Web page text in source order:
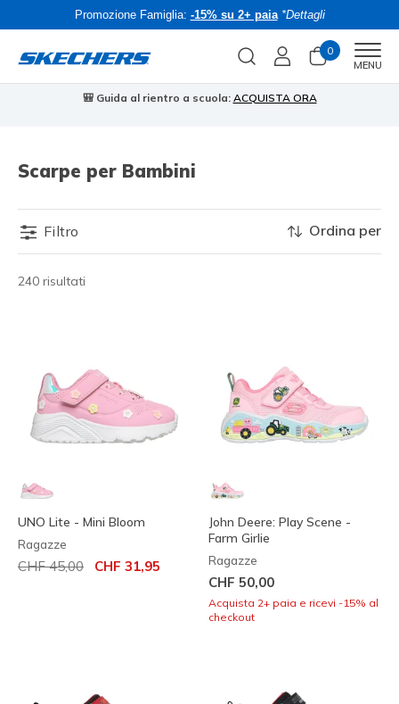
Promozione Famiglia: -15% su 2+ paia *Dettagli
0
MENU
🎒 Guida al rientro a scuola: ACQUISTA ORA
Scarpe per Bambini
Filtro
240 risultati
Ordina per
UNO Lite - Mini Bloom
Ragazze
Prezzo ridotto da
CHF 45,00 per
CHF 31,95
John Deere: Play Scene -
Farm Girlie
Ragazze
CHF 50,00
Acquista 2+ paia e ricevi -15% al
checkout